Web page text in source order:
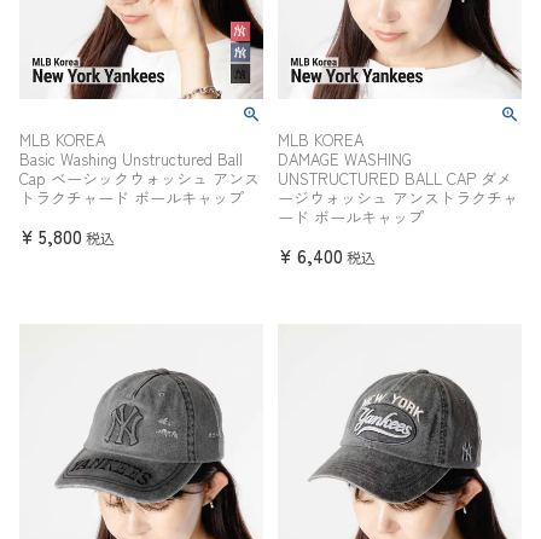
MLB KOREA
Basic Washing Unstructured Ball
Cap ベーシックウォッシュ アンス
トラクチャード ボールキャップ
¥ 5,800 税込
MLB KOREA
DAMAGE WASHING
UNSTRUCTURED BALL CAP ダメ
ージウォッシュ アンストラクチャ
ード ボールキャップ
¥ 6,400 税込